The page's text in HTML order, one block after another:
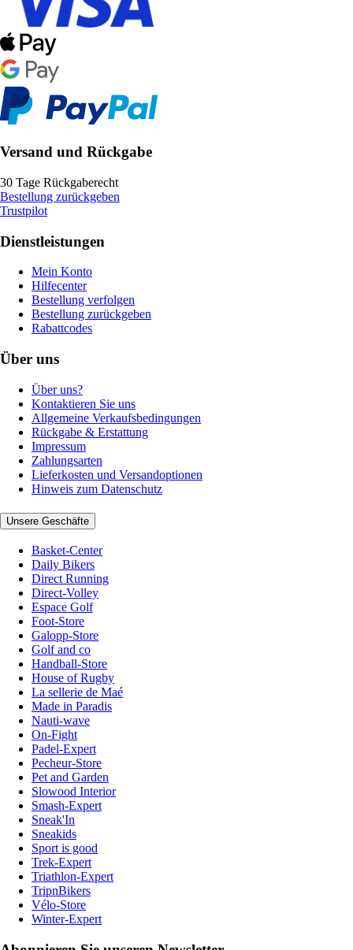
Versand und Rückgabe
30 Tage Rückgaberecht
Bestellung zurückgeben
Trustpilot
Dienstleistungen
Mein Konto
Hilfecenter
Bestellung verfolgen
Bestellung zurückgeben
Rabattcodes
Über uns
Über uns?
Kontaktieren Sie uns
Allgemeine Verkaufsbedingungen
Rückgabe & Erstattung
Impressum
Zahlungsarten
Lieferkosten und Versandoptionen
Hinweis zum Datenschutz
Unsere Geschäfte
Basket-Center
Daily Bikers
Direct Running
Direct-Volley
Espace Golf
Foot-Store
Galopp-Store
Golf and co
Handball-Store
House of Rugby
La sellerie de Maé
Made in Paradis
Nauti-wave
On-Fight
Padel-Expert
Pecheur-Store
Pet and Garden
Slowood Interior
Smash-Expert
Sneak'In
Sneakids
Sport is good
Trek-Expert
Triathlon-Expert
TripnBikers
Vélo-Store
Winter-Expert